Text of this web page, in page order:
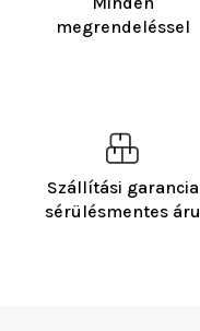
megrendeléssel
Szállítási garancia
sérülésmentes áru